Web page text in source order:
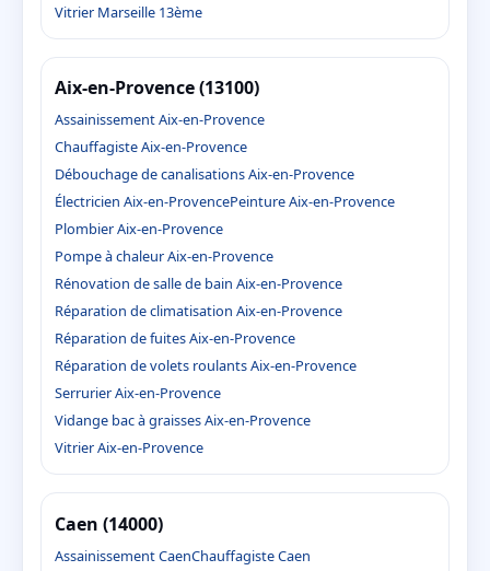
Vitrier Marseille 13ème
Aix-en-Provence (13100)
Assainissement Aix-en-Provence
Chauffagiste Aix-en-Provence
Débouchage de canalisations Aix-en-Provence
Électricien Aix-en-ProvencePeinture Aix-en-Provence
Plombier Aix-en-Provence
Pompe à chaleur Aix-en-Provence
Rénovation de salle de bain Aix-en-Provence
Réparation de climatisation Aix-en-Provence
Réparation de fuites Aix-en-Provence
Réparation de volets roulants Aix-en-Provence
Serrurier Aix-en-Provence
Vidange bac à graisses Aix-en-Provence
Vitrier Aix-en-Provence
Caen (14000)
Assainissement CaenChauffagiste Caen